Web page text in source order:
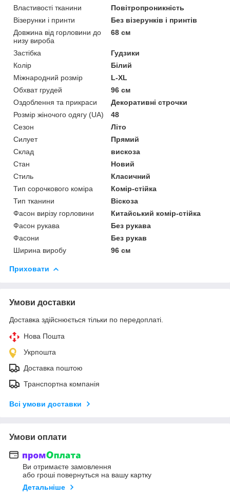
Властивості тканини
Повітропроникність
Візерунки і принти
Без візерунків і принтів
Довжина від горловини до
низу вироба
68 см
Застібка
Гудзики
Колір
Білий
Міжнародний розмір
L-XL
Обхват грудей
96 см
Оздоблення та прикраси
Декоративні строчки
Розмір жіночого одягу (UA)
48
Сезон
Літо
Силует
Прямий
Склад
вискоза
Стан
Новий
Стиль
Класичний
Тип сорочкового коміра
Комір-стійка
Тип тканини
Віскоза
Фасон вирізу горловини
Китайський комір-стійка
Фасон рукава
Без рукава
Фасони
Без рукав
Ширина виробу
96 см
Приховати
Умови доставки
Доставка здійснюється тільки по передоплаті.
Нова Пошта
Укрпошта
Доставка поштою
Транспортна компанія
Всі умови доставки
Умови оплати
Ви отримаєте замовлення
або гроші повернуться на вашу картку
Детальніше